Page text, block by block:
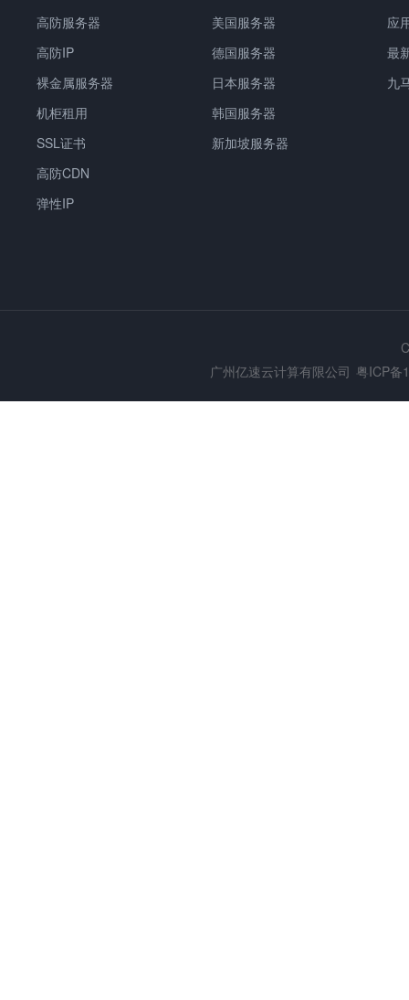
高防服务器
高防IP
裸金属服务器
机柜租用
SSL证书
高防CDN
弹性IP
美国服务器
德国服务器
日本服务器
韩国服务器
新加坡服务器
应
最
九
广州亿速云计算有限公司 粤ICP备